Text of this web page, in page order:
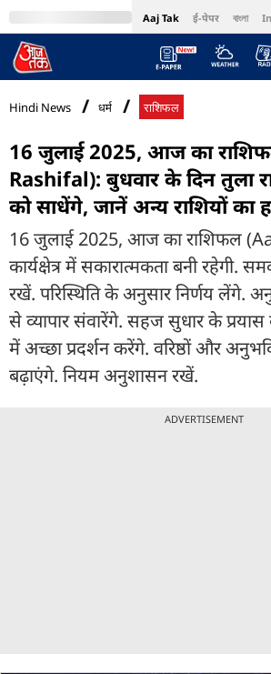
Aaj Tak ई-पेपर বাংলা
MumbaiTak Cosmopolitan
Hindi News धर्म राशिफल
16 जुलाई 2025, आज का
Rashifal): बुधवार के दिन तुला
को साधेंगे, जानें अन्य राशियों का
16 जुलाई 2025, आज का राशिफल
कार्यक्षेत्र में सकारात्मकता बनी रहेगी.
रखें. परिस्थिति के अनुसार निर्णय लेंगे.
से व्यापार संवारेंगे. सहज सुधार के प्रयास
में अच्छा प्रदर्शन करेंगे. वरिष्ठों और
बढ़ाएंगे. नियम अनुशासन रखें.
ADVERTISEMENT